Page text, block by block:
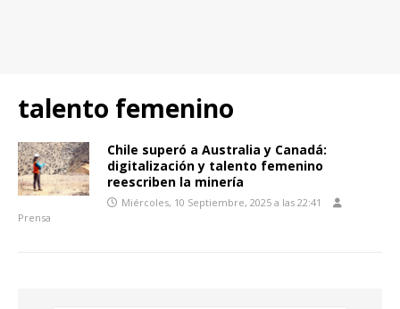
talento femenino
Chile superó a Australia y Canadá:
digitalización y talento femenino
reescriben la minería
Miércoles, 10 Septiembre, 2025 a las 22:41
Prensa